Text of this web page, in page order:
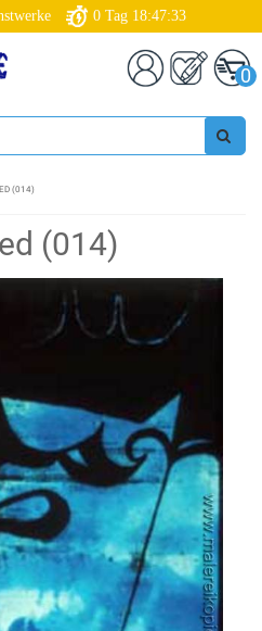
0 Tag 18:47:32
0
(014)
(014)